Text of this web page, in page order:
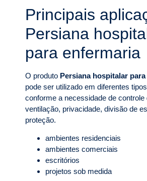
Principais
Persiana
para enfermaria
O produto Persiana hospitalar
pode ser utilizado em diferentes
conforme a necessidade de controle
ventilação, privacidade, divisão de
proteção.
ambientes residenciais
ambientes comerciais
escritórios
projetos sob medida